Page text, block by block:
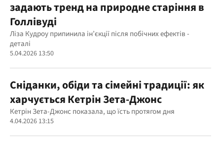
задають тренд на природне старіння в
Голлівуді
Ліза Кудроу припинила ін’єкції після побічних ефектів -
деталі
5.04.2026 13:50
Сніданки, обіди та сімейні традиції: як
харчується Кетрін Зета-Джонс
Кетрін Зета-Джонс показала, що їсть протягом дня
4.04.2026 13:15